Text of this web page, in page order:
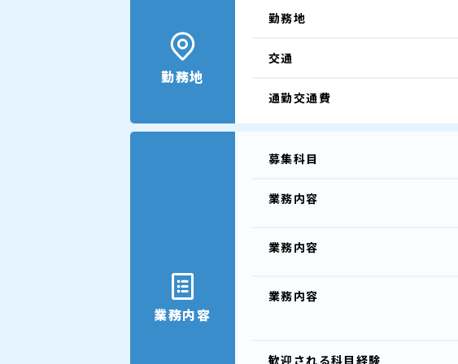
勤務地
勤務地
交通
通勤交通費
業務内容
募集科目
業務内容
業務内容
業務内容
歓迎される科目経験